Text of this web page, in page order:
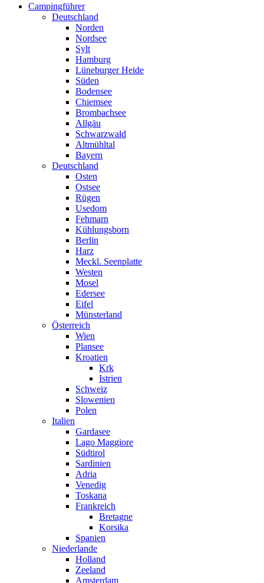
Campingführer
Deutschland
Norden
Nordsee
Sylt
Hamburg
Lüneburger Heide
Süden
Bodensee
Chiemsee
Brombachsee
Allgäu
Schwarzwald
Altmühltal
Bayern
Deutschland
Osten
Ostsee
Rügen
Usedom
Fehmarn
Kühlungsborn
Berlin
Harz
Meckl. Seenplatte
Westen
Mosel
Edersee
Eifel
Münsterland
Österreich
Wien
Plansee
Kroatien
Krk
Istrien
Schweiz
Slowenien
Polen
Italien
Gardasee
Lago Maggiore
Südtirol
Sardinien
Adria
Venedig
Toskana
Frankreich
Bretagne
Korsika
Spanien
Niederlande
Holland
Zeeland
Amsterdam